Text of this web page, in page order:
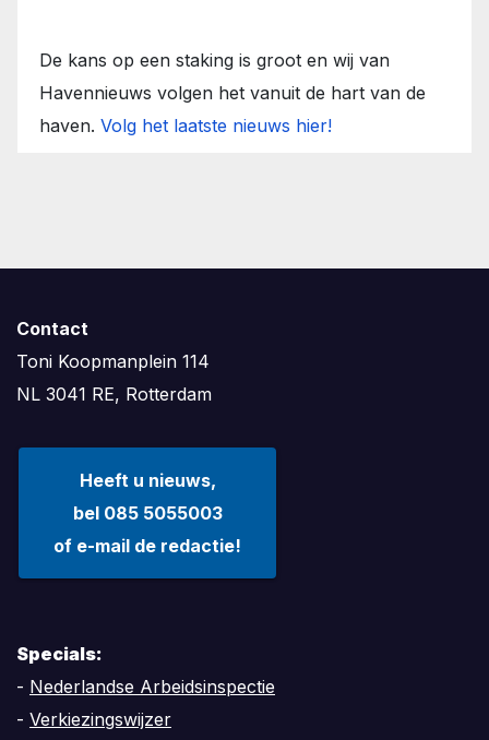
De kans op een staking is groot en wij van
Havennieuws volgen het vanuit de hart van de
haven. Volg het laatste nieuws hier!
Contact
Toni Koopmanplein 114
NL 3041 RE, Rotterdam
Heeft u nieuws,
bel 085 5055003
of e-mail de redactie!
Specials:
- Nederlandse Arbeidsinspectie
- Verkiezingswijzer